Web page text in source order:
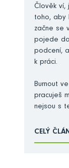
Člověk ví,
toho, aby
začne se
pojede
podcení,
k práci.
Burnout
pracuješ
nejsou s
CELÝ